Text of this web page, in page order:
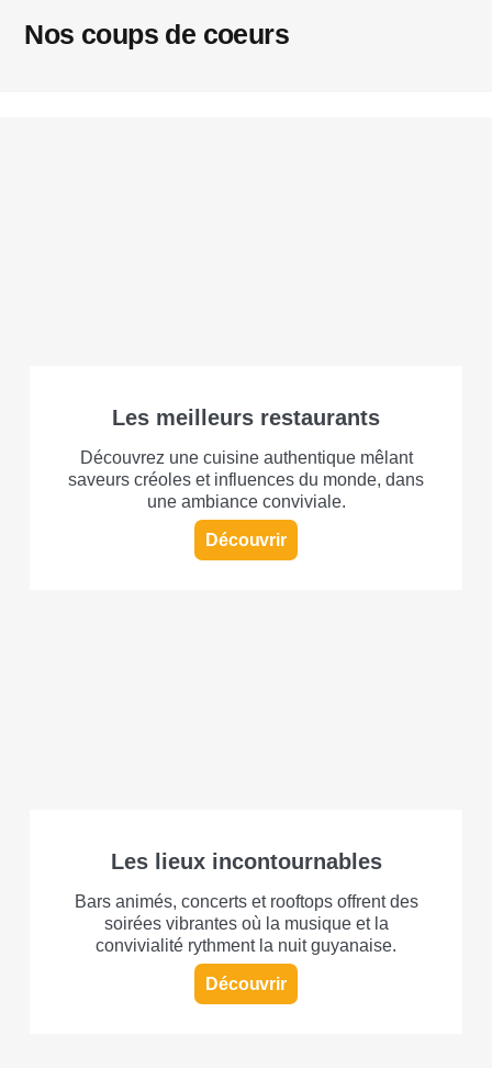
Nos coups de coeurs
Les meilleurs restaurants
Découvrez une cuisine authentique mêlant
saveurs créoles et influences du monde, dans
une ambiance conviviale.
Découvrir
Les lieux incontournables
Bars animés, concerts et rooftops offrent des
soirées vibrantes où la musique et la
convivialité rythment la nuit guyanaise.
Découvrir